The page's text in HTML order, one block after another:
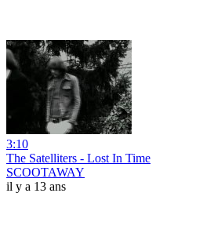
3:10
The Satelliters - Lost In Time
SCOOTAWAY
il y a 13 ans